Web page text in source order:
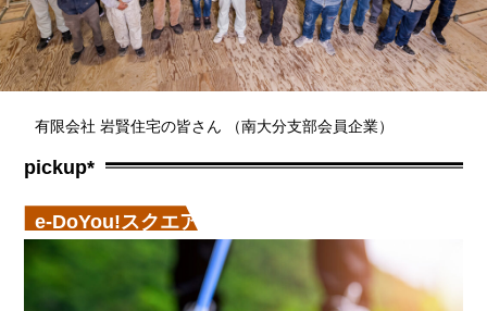
有限会社 岩賢住宅の皆さん （南大分支部会員企業）
pickup*
e-DoYou!スクエア